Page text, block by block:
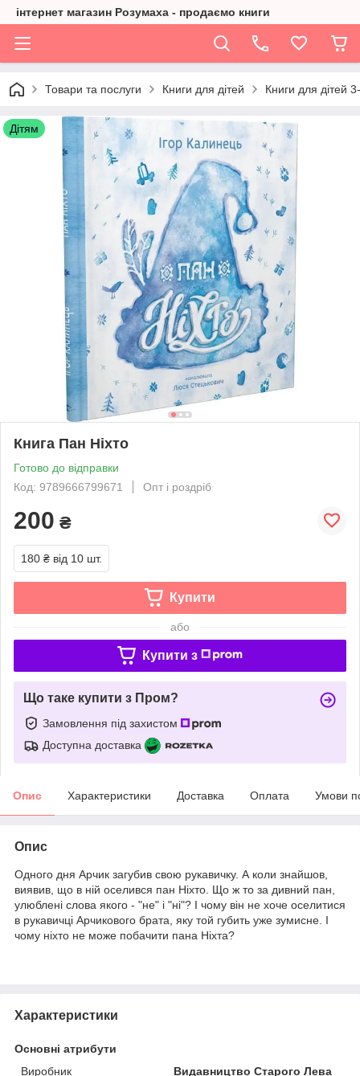
інтернет магазин Розумаха - продаємо книги
Товари та послуги Книги для дітей Книги для дітей
Дітям
Книга Пан Ніхто
Готово до відправки
Код: 9789666799671
Опт і роздріб
200 ₴
180 ₴ від 10 шт.
Купити
або
Купити з
Що таке купити з Пром?
Замовлення під захистом
Доступна доставка
Опис Характеристики Доставка Оплата Умови
Опис
Одного дня Арчик загубив свою рукавичку. А коли знайшов,
виявив, що в ній оселився пан Ніхто. Що ж то за дивний пан,
улюблені слова якого - "не" і "ні"? І чому він не хоче оселитися
в рукавичці Арчикового брата, яку той губить уже зумисне. І
чому ніхто не може побачити пана Ніхта?
Характеристики
Основні атрибути
Виробник
Видавництво Старого Лева